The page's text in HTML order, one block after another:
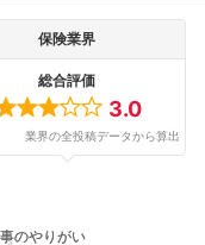
保険業界
総合評価
3.0
業界の全投稿データから算出